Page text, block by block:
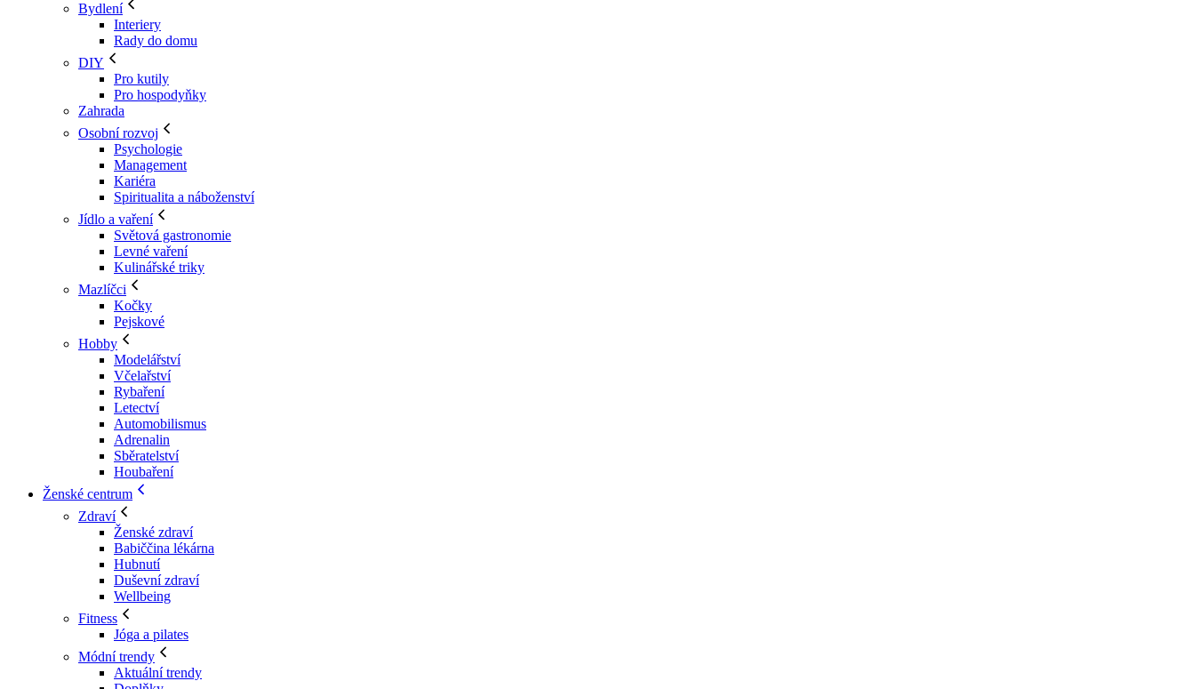
Bydlení
Interiery
Rady do domu
DIY
Pro kutily
Pro hospodyňky
Zahrada
Osobní rozvoj
Psychologie
Management
Kariéra
Spiritualita a náboženství
Jídlo a vaření
Světová gastronomie
Levné vaření
Kulinářské triky
Mazlíčci
Kočky
Pejskové
Hobby
Modelářství
Včelařství
Rybaření
Letectví
Automobilismus
Adrenalin
Sběratelství
Houbaření
Ženské centrum
Zdraví
Ženské zdraví
Babiččina lékárna
Hubnutí
Duševní zdraví
Wellbeing
Fitness
Jóga a pilates
Módní trendy
Aktuální trendy